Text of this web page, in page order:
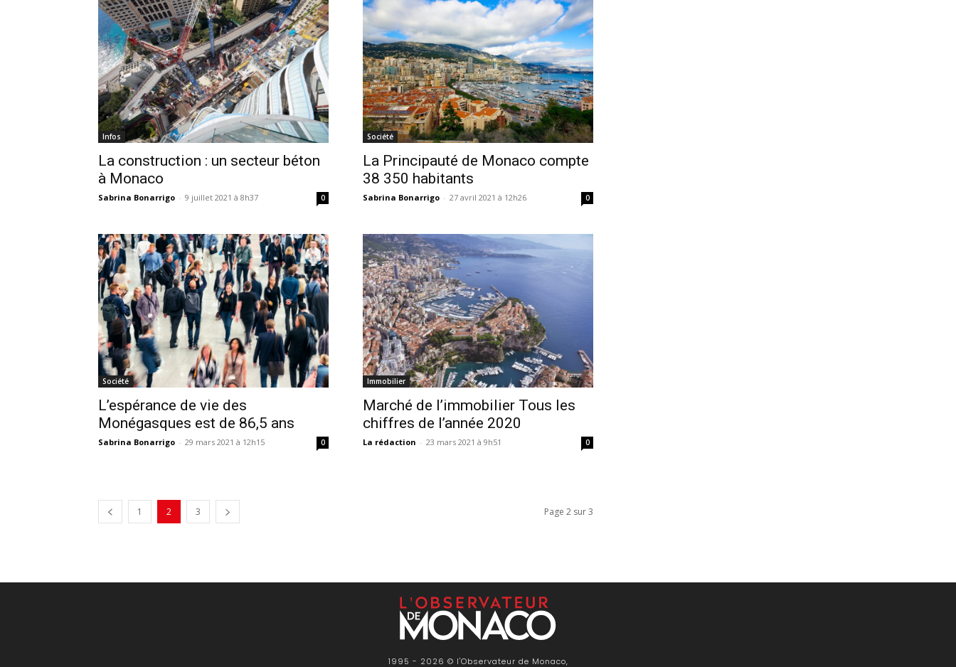
Infos
La construction : un secteur béton
à Monaco
Sabrina Bonarrigo - 9 juillet 2021 à 8h37 0
Société
La Principauté de Monaco compte
38 350 habitants
Sabrina Bonarrigo - 27 avril 2021 à 12h26 0
Société
L’espérance de vie des
Monégasques est de 86,5 ans
Sabrina Bonarrigo - 29 mars 2021 à 12h15 0
Immobilier
Marché de l’immobilier Tous les
chiffres de l’année 2020
La rédaction - 23 mars 2021 à 9h51 0
1 2 3 Page 2 sur 3
1995 - 2026 © l'Observateur de Monaco,